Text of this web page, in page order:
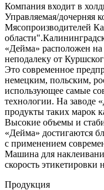
Компания входит в
Управляемая/
Мясопроизводителей
«Дейма» расположен
неподалеку от
Это современное
немецким, польским,
использующее самые
технологии. На заводе
продукты таких марок
Высокие объемы и
«Дейма» достигаются
с применением
Машина для
скорость этикетировки
Продукция